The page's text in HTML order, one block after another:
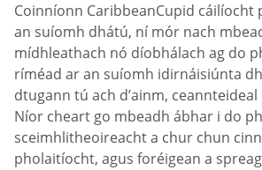
Coinníonn CaribbeanCupid cáilíocht
an suíomh dhátú, ní mór nach
mídhleathach nó díobhálach ag do
ríméad ar an suíomh idirnáisiúnta
dtugann tú ach d’ainm,
Níor cheart go mbeadh ábhar i do
sceimhlitheoireacht a chur chun
pholaitíocht, agus foréigean a